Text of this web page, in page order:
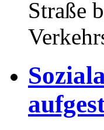
Straße